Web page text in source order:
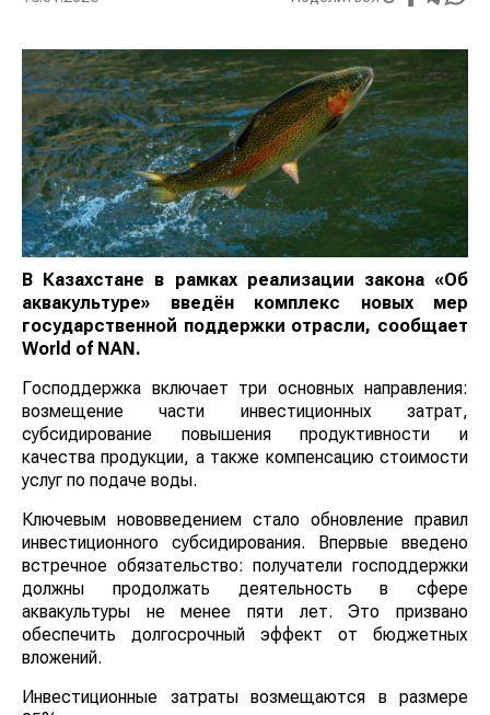
В Казахстане в рамках реализации закона «Об
аквакультуре» введён комплекс новых мер
государственной поддержки отрасли, сообщает
World
Господдержка включает три основных направления:
возмещение части инвестиционных затрат,
субсидирование повышения продуктивности и
качества продукции, а также компенсацию стоимости
услуг по подаче воды.
Ключевым нововведением стало обновление правил
инвестиционного субсидирования. Впервые введено
встречное обязательство: получатели господдержки
должны продолжать деятельность в сфере
аквакультуры не менее пяти лет. Это призвано
обеспечить долгосрочный эффект от бюджетных
вложений.